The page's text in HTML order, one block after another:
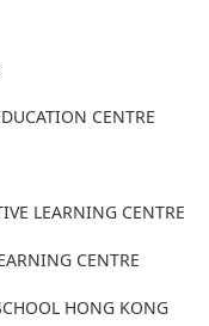
CENTRE
LEARNING CENTRE
CENTRE
HONG KONG